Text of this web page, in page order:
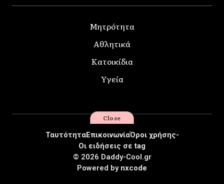
Μητρότητα
Αθλητικά
Κατοικίδια
Υγεία
© 2026 Daddy-Cool.gr
ΤαυτότηταΕπικοινωνίαΌροι χρήσης-
Οι ειδήσεις σε tag
Powered by nxcode
Close